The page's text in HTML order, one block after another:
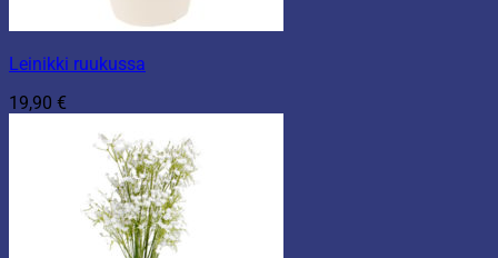
Leinikki ruukussa
19,90 €